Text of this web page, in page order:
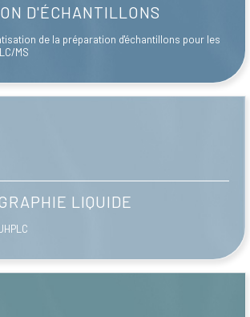
D'ÉCHANTILLONS
de la préparation d'échantillons pour les
MS
LIQUIDE